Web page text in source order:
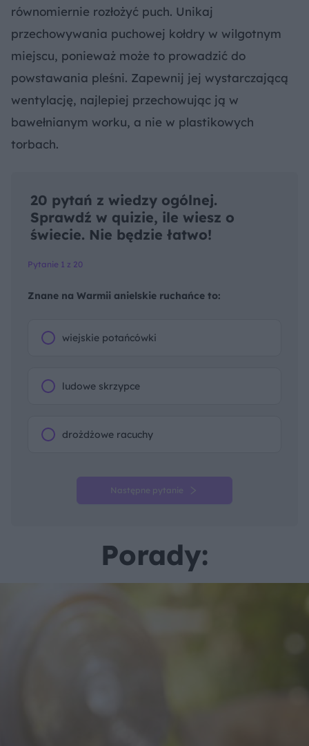
równomiernie rozłożyć puch. Unikaj
przechowywania puchowej kołdry w wilgotnym
miejscu, ponieważ może to prowadzić do
powstawania pleśni. Zapewnij jej wystarczającą
wentylację, najlepiej przechowując ją w
bawełnianym worku, a nie w plastikowych
torbach.
20 pytań z wiedzy ogólnej.
Sprawdź w quizie, ile wiesz o
świecie. Nie będzie łatwo!
Pytanie 1 z 20
Znane na Warmii anielskie ruchańce to:
wiejskie potańcówki
ludowe skrzypce
drożdżowe racuchy
Następne pytanie
Porady: